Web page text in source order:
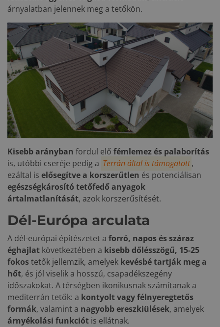
árnyalatban jelennek meg a tetőkön.
Kisebb arányban fordul elő fémlemez és palaborítás
is, utóbbi cseréje pedig a Terrán által is támogatott,
ezáltal is elősegítve a korszerűtlen és potenciálisan
egészségkárosító tetőfedő anyagok
ártalmatlanítását, azok korszerűsítését.
Dél-Európa arculata
A dél-európai építészetet a forró, napos és száraz
éghajlat következtében a kisebb dőlésszögű, 15-25
fokostetők jellemzik, amelyek kevésbé tartják meg a
hőt, és jól viselik a hosszú, csapadékszegény
időszakokat. A térségben ikonikusnak számítanak a
mediterrán tetők: a kontyolt vagy félnyeregtetős
formák, valamint a nagyobb ereszkiülések, amelyek
árnyékolási funkciót is ellátnak.